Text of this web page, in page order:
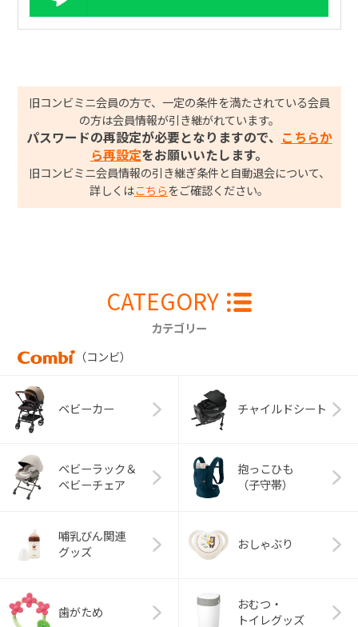
旧コンビミニ会員の方で、一定の条件を満たされている会員
の方は会員情報が引き継がれています。
パスワードの再設定が必要となりますので、
こちらか
ら再設定をお願いいたします。
旧コンビミニ会員情報の引き継ぎ条件と自動退会について、
詳しくはこちら をご確認ください。
CATEGORY
カテゴリー
（コンビ）
ベビーカー チャイルドシート
ベビーラック＆
ベビーチェア
抱っこひも
（子守帯）
哺乳びん関連
グッズ
おしゃぶり
歯がため
おむつ・
トイレグッズ